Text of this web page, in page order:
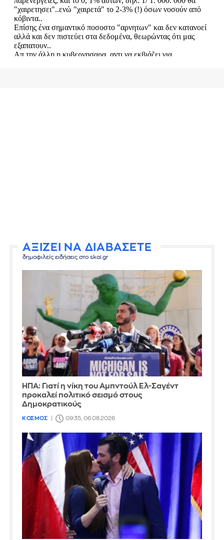
ΑΞΙΖΕΙ ΝΑ ΔΙΑΒΑΣΕΤΕ
δημοφιλείς ειδήσεις στο skai.gr
ΗΠΑ: Γιατί η νίκη του Αμπντούλ Ελ-Σαγέντ
προκαλεί πολιτικό σεισμό στους
Δημοκρατικούς
ΚΟΣΜΟΣ 09:35, 06.08.2026